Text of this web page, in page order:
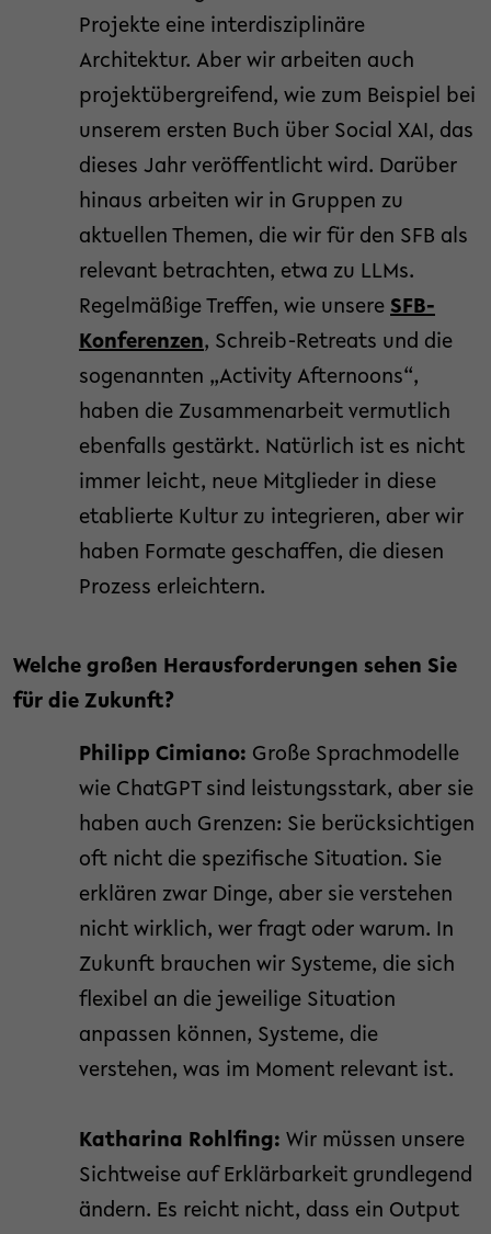
Projekte eine interdisziplinäre
Architektur. Aber wir arbeiten auch
projektübergreifend, wie zum Beispiel bei
unserem ersten Buch über Social XAI, das
dieses Jahr veröffentlicht wird. Darüber
hinaus arbeiten wir in Gruppen zu
aktuellen Themen, die wir für den SFB als
relevant betrachten, etwa zu LLMs.
Regelmäßige Treffen, wie unsere SFB-
Konferenzen, Schreib-Retreats und die
sogenannten „Activity Afternoons“,
haben die Zusammenarbeit vermutlich
ebenfalls gestärkt. Natürlich ist es nicht
immer leicht, neue Mitglieder in diese
etablierte Kultur zu integrieren, aber wir
haben Formate geschaffen, die diesen
Prozess erleichtern.
Welche großen Herausforderungen sehen Sie
für die Zukunft?
Philipp Cimiano: Große Sprachmodelle
wie ChatGPT sind leistungsstark, aber sie
haben auch Grenzen: Sie berücksichtigen
oft nicht die spezifische Situation. Sie
erklären zwar Dinge, aber sie verstehen
nicht wirklich, wer fragt oder warum. In
Zukunft brauchen wir Systeme, die sich
flexibel an die jeweilige Situation
anpassen können, Systeme, die
verstehen, was im Moment relevant ist.
Katharina Rohlfing: Wir müssen unsere
Sichtweise auf Erklärbarkeit grundlegend
ändern. Es reicht nicht, dass ein Output